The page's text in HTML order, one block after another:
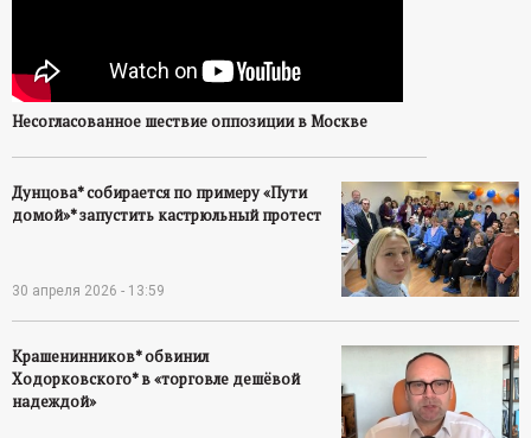
Несогласованное шествие оппозиции в Москве
Дунцова* собирается по примеру «Пути
домой»* запустить кастрюльный протест
30 апреля 2026 - 13:59
Крашенинников* обвинил
Ходорковского* в «торговле дешёвой
надеждой»